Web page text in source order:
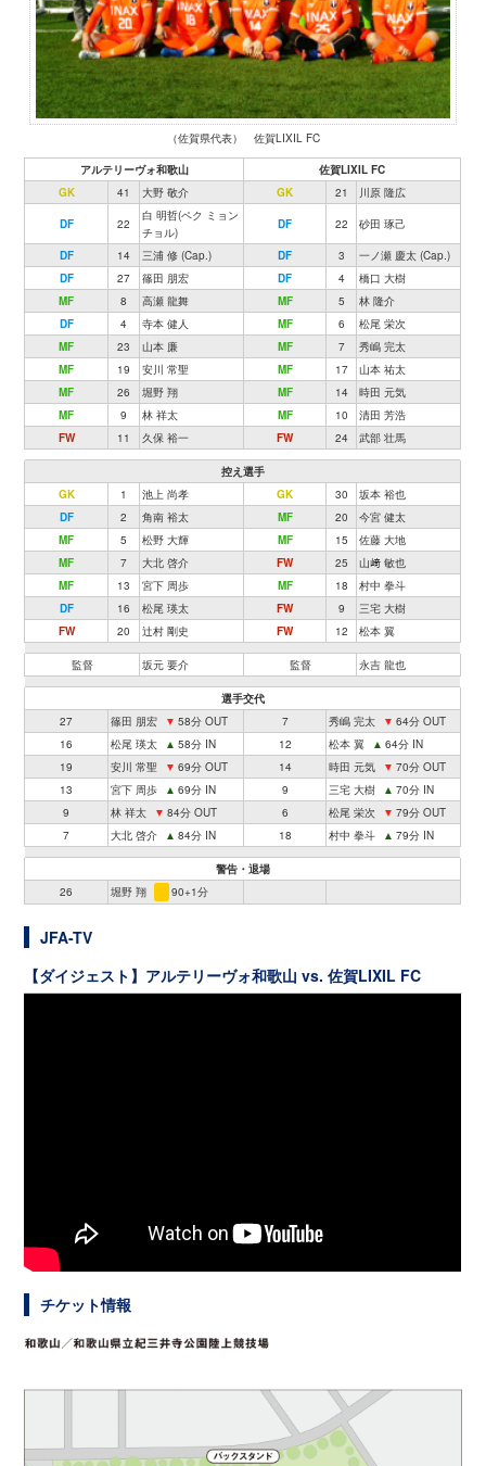
（佐賀県代表） 佐賀LIXIL FC
アルテリーヴォ和歌山
佐賀LIXIL FC
GK
41 大野 敬介 GK 21 川原 隆広
DF 22
白 明哲(ペク ミョン
チョル)
DF 22 砂田 琢己
DF 14 三浦 修 (Cap.) DF 3
一ノ瀬 慶太 (Cap.)
DF
27 篠田 朋宏 DF 4
橋口 大樹
MF
8 高瀬 龍舞 MF 5
林 隆介
DF
4 寺本 健人 MF 6
松尾 栄次
MF
23 山本 廉 MF 7
秀嶋 完太
MF
19 安川 常聖 MF 17
山本 祐太
MF
26 堀野 翔 MF 14
時田 元気
MF
9 林 祥太 MF 10
清田 芳浩
FW
11 久保 裕一 FW 24 武部 壮馬
控え選手
GK
1 池上 尚孝 GK 30
坂本 裕也
DF
2 角南 裕太 MF 20
今宮 健太
MF
5 松野 大輝 MF 15
佐藤 大地
MF
7 大北 啓介 FW 25
山﨑 敏也
MF
13 宮下 周歩 MF 18
村中 拳斗
DF
16 松尾 瑛太 FW 9
三宅 大樹
FW
20 辻村 剛史 FW 12 松本 翼
監督 坂元 要介 監督 永吉 龍也
選手交代
27
篠田 朋宏 ▼ 58分 OUT 7 秀嶋 完太 ▼ 64分 OUT
16
松尾 瑛太 ▲ 58分 IN 12 松本 翼 ▲ 64分 IN
19
安川 常聖 ▼ 69分 OUT 14 時田 元気 ▼ 70分 OUT
13
宮下 周歩 ▲ 69分 IN 9 三宅 大樹 ▲ 70分 IN
9
林 祥太 ▼ 84分 OUT 6 松尾 栄次 ▼ 79分 OUT
7
大北 啓介 ▲ 84分 IN 18 村中 拳斗 ▲ 79分 IN
警告・退場
26
堀野 翔 90+1分
JFA-TV
【ダイジェスト】アルテリーヴォ和歌山 vs. 佐賀LIXIL FC
チケット情報